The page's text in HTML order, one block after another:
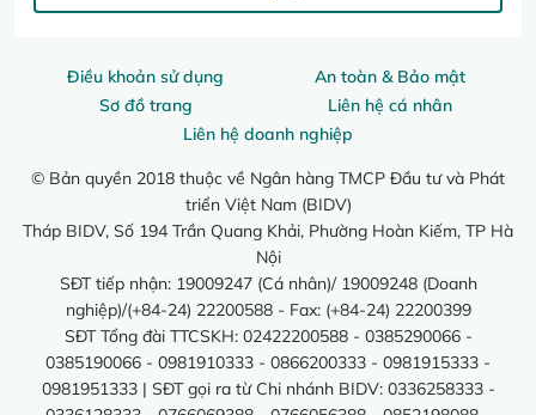
Điều khoản sử dụng
An toàn & Bảo mật
Sơ đồ trang
Liên hệ cá nhân
Liên hệ doanh nghiệp
© Bản quyền 2018 thuộc về Ngân hàng TMCP Đầu tư và Phát
triển Việt Nam (BIDV)
Tháp BIDV, Số 194 Trần Quang Khải, Phường Hoàn Kiếm, TP Hà
Nội
SĐT tiếp nhận: 19009247 (Cá nhân)/ 19009248 (Doanh
nghiệp)/(+84-24) 22200588 - Fax: (+84-24) 22200399
SĐT Tổng đài TTCSKH: 02422200588 - 0385290066 -
0385190066 - 0981910333 - 0866200333 - 0981915333 -
0981951333 | SĐT gọi ra từ Chi nhánh BIDV: 0336258333 -